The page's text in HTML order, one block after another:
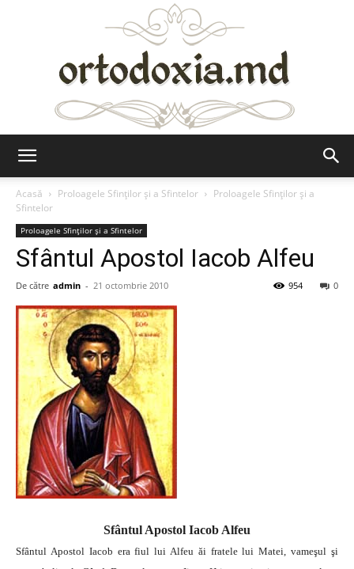
Acasă
Proloagele Sfinților și a Sfintelor
Proloagele Sfinților și a
Sfintelor
Proloagele Sfinților și a Sfintelor
Sfântul Apostol Iacob Alfeu
De către admin - 21 octombrie 2010 0
954
Sfântul Apostol Iacob Alfeu
Sfântul Apostol Iacob era fiul lui Alfeu ăi fratele lui Matei, vameşul şi